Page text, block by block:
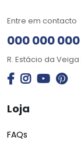
Entre em contacto
000 000 000
R. Estácio da Veiga
Loja
FAQs